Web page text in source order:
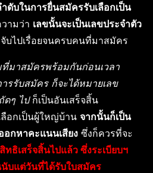
ดับในการยื่นสมัครรับเลือกเป็น
ามว่า เลขนั้นจะเป็นเลขประจำตัว
จับไปเรื่อยจนครบคนที่มาสมัคร
มาสมัครพร้อมกันก่อนเวลา
รรับสมัคร ก็จะได้หมายเลข
ดๆ ไปก็เป็นอันเสร็จสิ้น
อกเป็นผู้ใหญ่บ้าน จากนั้นก็เป็น
อกหาคะแนนเสียง ซึ่งก็ควรที่จะ
ธิเสร็จสิ้นไปแล้ว ซึ่งระเบียบฯ
บแต่วันที่ได้รับใบสมัคร